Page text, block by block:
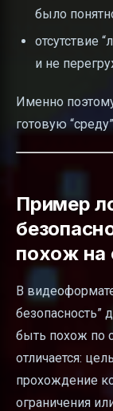
было
отсутствие
и не
Именно
готовую
Пример
похож на
В
безопасность”
быть похож по
отличается:
прохождение
ограничения